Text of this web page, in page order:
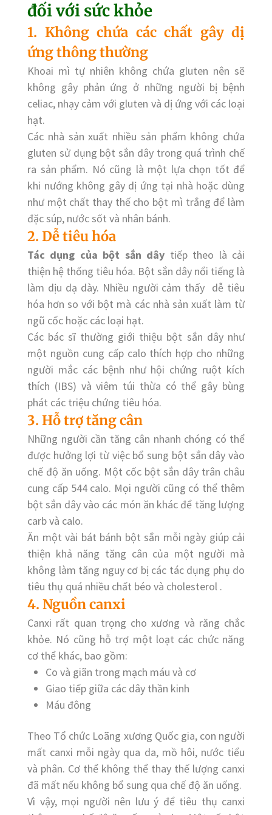
đối với sức khỏe
1. Không chứa các chất gây dị
ứng thông thường
Khoai mì tự nhiên không chứa gluten nên sẽ
không gây phản ứng ở những người bị bệnh
celiac, nhạy cảm với gluten và dị ứng với các loại
hạt.
Các nhà sản xuất nhiều sản phẩm không chứa
gluten sử dụng bột sắn dây trong quá trình chế
ra sản phẩm. Nó cũng là một lựa chọn tốt để
khi nướng không gây dị ứng tại nhà hoặc dùng
như một chất thay thế cho bột mì trắng để làm
đặc súp, nước sốt và nhân bánh.
2. Dễ tiêu hóa
Tác dụng của bột sắn dây tiếp theo là cải
thiện hệ thống tiêu hóa. Bột sắn dây nổi tiếng là
làm dịu dạ dày. Nhiều người cảm thấy dễ tiêu
hóa hơn so với bột mà các nhà sản xuất làm từ
ngũ cốc hoặc các loại hạt.
Các bác sĩ thường giới thiệu bột sắn dây như
một nguồn cung cấp calo thích hợp cho những
người mắc các bệnh như hội chứng ruột kích
thích (IBS) và viêm túi thừa có thể gây bùng
phát các triệu chứng tiêu hóa.
3. Hỗ trợ tăng cân
Những người cần tăng cân nhanh chóng có thể
được hưởng lợi từ việc bổ sung bột sắn dây vào
chế độ ăn uống. Một cốc bột sắn dây trân châu
cung cấp 544 calo. Mọi người cũng có thể thêm
bột sắn dây vào các món ăn khác để tăng lượng
carb và calo.
Ăn một vài bát bánh bột sắn mỗi ngày giúp cải
thiện khả năng tăng cân của một người mà
không làm tăng nguy cơ bị các tác dụng phụ do
tiêu thụ quá nhiều chất béo và cholesterol .
4. Nguồn canxi
Canxi rất quan trọng cho xương và răng chắc
khỏe. Nó cũng hỗ trợ một loạt các chức năng
cơ thể khác, bao gồm:
Co và giãn trong mạch máu và cơ
Giao tiếp giữa các dây thần kinh
Máu đông
Theo Tổ chức Loãng xương Quốc gia, con người
mất canxi mỗi ngày qua da, mồ hôi, nước tiểu
và phân. Cơ thể không thể thay thế lượng canxi
đã mất nếu không bổ sung qua chế độ ăn uống.
Vì vậy, mọi người nên lưu ý để tiêu thụ canxi